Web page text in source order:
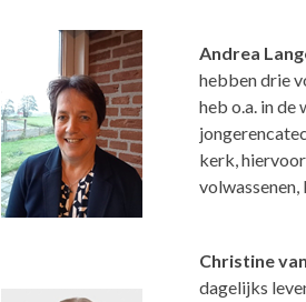
Andrea
hebben drie
heb o.a. in
kerk,
volwassenen,
Christine
dagelijks